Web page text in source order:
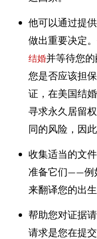
他可以通过提
做出重要决定
结婚并等待您
您是否应该担
证，在美国结
寻求永久居留
同的风险，因
收集适当的文
准备它们——例
来翻译您的出生
帮助您对证据
请求是您在提